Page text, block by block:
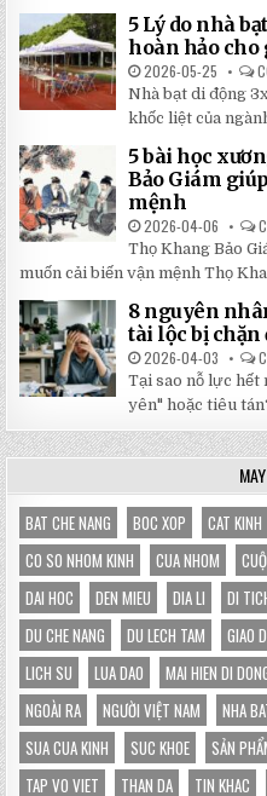
5 Lý do nhà
hoàn hảo cho
2026-05-25
Nhà bạt di động
khốc liệt của
5 bài học
Bảo Giám
mệnh
2026-04-06
Thọ Khang Bảo
muốn cải biến vận mệnh Thọ
8 nguyên
tài lộc bị
2026-04-03
Tại sao nỗ lực
yên" hoặc tiêu
BAT CHE NANG BOC XOP CAT KINH
CO SO NHOM KINH
CUA NHOM
DAI HOC
DEN MIEU DIA LI DI
DU CHE NANG
DU LECH TAM GIAO
LICH SU
LUA DAO MAI HIEN DI
NGOÀI RA
NGƯỜI VIỆT NAM NHA
SUA CUA KINH
SUC KHOE SẢN
TAP VO VIET
THAN DA TIN KHAC